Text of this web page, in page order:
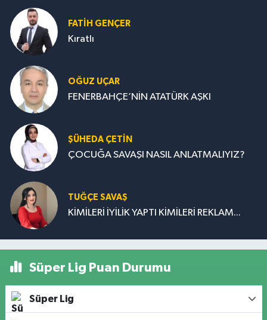
FATIH GENÇER
Kıratlı
OĞUZ UÇAR
FENERBAHÇE’NİN ATATÜRK AŞKI
ŞÜHEDA ÇETİN
ÇOCUĞA SAVAŞI NASIL ANLATMALIYIZ?
TUĞÇE SAVAŞ
KİMİLERİ İYİLİK YAPTI KİMİLERİ REKLAM...
Süper Lig Puan Durumu
Süper Lig